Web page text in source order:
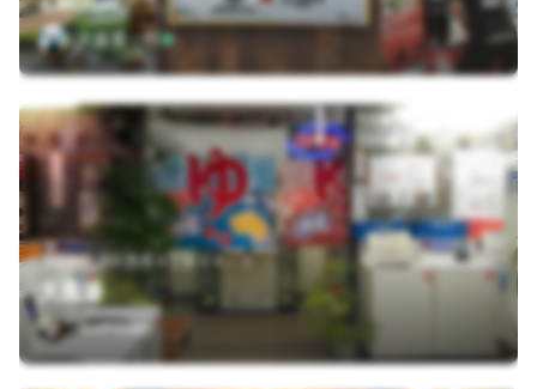
大森英一郎
東京都渋谷区西原３丁目２４－５
大黒湯
Sushiman